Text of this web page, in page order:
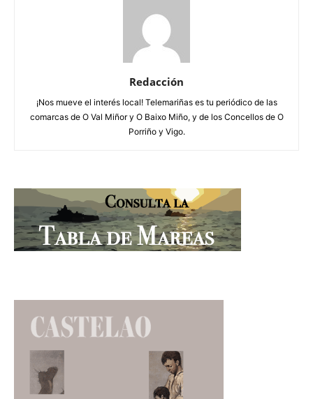
Redacción
¡Nos mueve el interés local! Telemariñas es tu periódico de las
comarcas de O Val Miñor y O Baixo Miño, y de los Concellos de O
Porriño y Vigo.